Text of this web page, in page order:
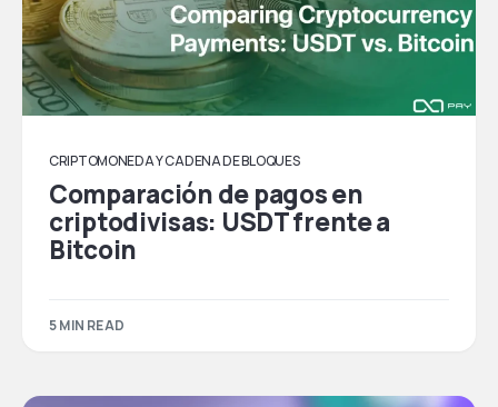
CRIPTOMONEDA Y CADENA DE BLOQUES
Comparación de pagos en
criptodivisas: USDT frente a
Bitcoin
5 MIN READ